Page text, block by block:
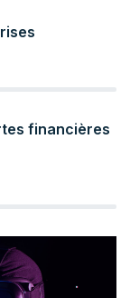
financières